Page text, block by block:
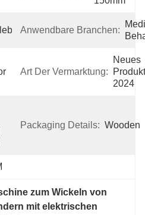
Anwendbare Branchen:
Art Der Vermarktung:
Neues
Produkt
2024
Packaging Details: Wooden
zum Wickeln von
mit elektrischen